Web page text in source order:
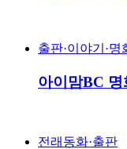
출판·이야기·명
아이맘BC 명
전래동화·출판